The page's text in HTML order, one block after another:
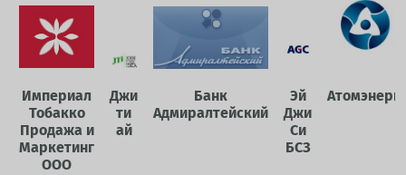
Империал
Тобакко
Продажа и
Маркетинг
ООО
Джи
ти
ай
Банк
Адмиралтейский
Эй
Джи
Си
БСЗ